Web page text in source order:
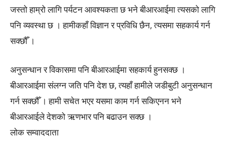
जस्तो हाम्रो लागि पर्यटन आवश्यकता छ भने बीआरआईमा त्यसको लागि
पनि व्यवस्था छ । हामीकहाँ विज्ञान र प्रविधि छैन, त्यसमा सहकार्य गर्न
सक्छौँ ।
अनुसन्धान र विकासमा पनि बीआरआईमा सहकार्य हुनसक्छ ।
बीआरआईमा संलग्न जति पनि देश छ, त्यहाँ हामीले जडीबुटी अनुसन्धान
गर्न सक्छौँ । हामी सचेत भएर यसमा काम गर्न सकिएनन भने
बीआरआईले देशको ऋणभार पनि बढाउन सक्छ ।
लोक सम्वाददाता